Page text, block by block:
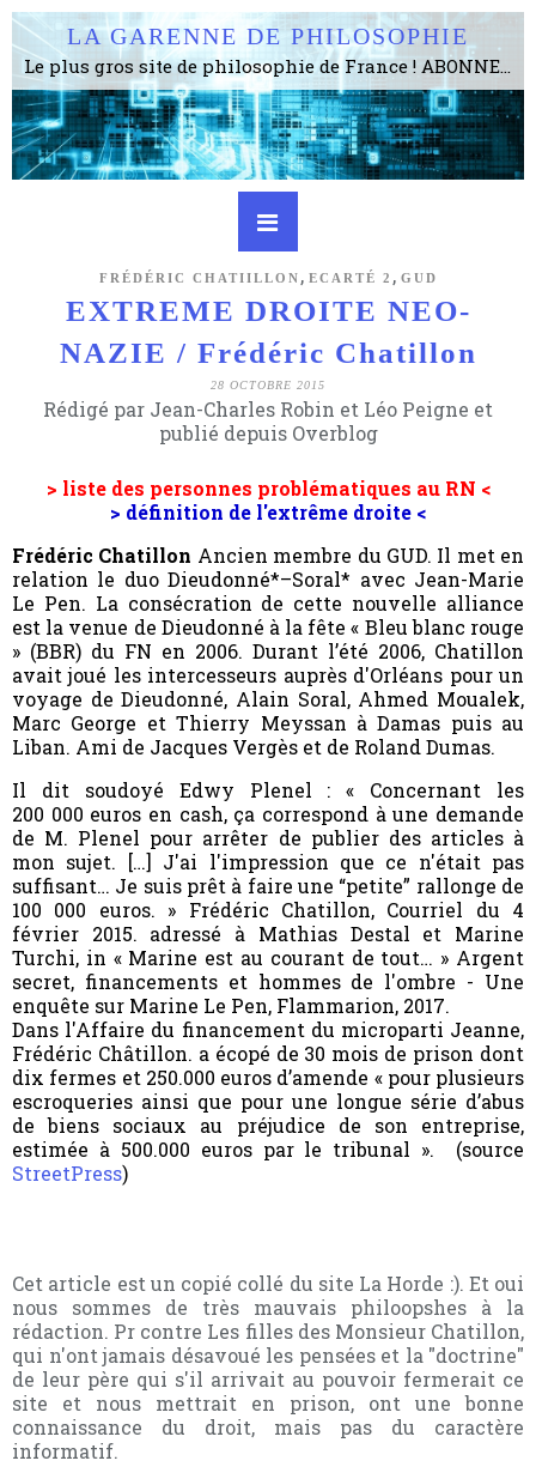
LA GARENNE DE PHILOSOPHIE
Le plus gros site de philosophie de France ! ABONNEZ-VOUS ! 4115 Articles, 1634 abonné·e·s, depuis 2006 . . . . . . . . 2 852 214 pages vues jusqu'à présent. Prestance et être apte à un plus grand nombre de choses.
FRÉDÉRIC CHATIILLON , ECARTÉ 2 , GUD
EXTREME DROITE NEO-
NAZIE / Frédéric Chatillon
28 OCTOBRE 2015
Rédigé par Jean-Charles Robin et Léo Peigne et
publié depuis Overblog
> liste des personnes problématiques au RN <
> définition de l'extrême droite <
Frédéric Chatillon Ancien membre du GUD. Il met en
relation le duo Dieudonné*–Soral* avec Jean-Marie
Le Pen. La consécration de cette nouvelle alliance
est la venue de Dieudonné à la fête « Bleu blanc rouge
» (BBR) du FN en 2006. Durant l’été 2006, Chatillon
avait joué les intercesseurs auprès d'Orléans pour un
voyage de Dieudonné, Alain Soral, Ahmed Moualek,
Marc George et Thierry Meyssan à Damas puis au
Liban. Ami de Jacques Vergès et de Roland Dumas.
Il dit soudoyé Edwy Plenel : « Concernant les
200 000 euros en cash, ça correspond à une demande
de M. Plenel pour arrêter de publier des articles à
mon sujet. […] J'ai l'impression que ce n'était pas
suffisant… Je suis prêt à faire une “petite” rallonge de
100 000 euros. » Frédéric Chatillon, Courriel du 4
février 2015. adressé à Mathias Destal et Marine
Turchi, in « Marine est au courant de tout… » Argent
secret, financements et hommes de l'ombre - Une
enquête sur Marine Le Pen, Flammarion, 2017.
Dans l'Affaire du financement du microparti Jeanne,
Frédéric Châtillon. a écopé de 30 mois de prison dont
dix fermes et 250.000 euros d’amende « pour plusieurs
escroqueries ainsi que pour une longue série d’abus
de biens sociaux au préjudice de son entreprise,
estimée à 500.000 euros par le tribunal ». (source
StreetPress)
Cet article est un copié collé du site La Horde :). Et oui
nous sommes de très mauvais philoopshes à la
rédaction. Pr contre Les filles des Monsieur Chatillon,
qui n'ont jamais désavoué les pensées et la "doctrine"
de leur père qui s'il arrivait au pouvoir fermerait ce
site et nous mettrait en prison, ont une bonne
connaissance du droit, mais pas du caractère
informatif.